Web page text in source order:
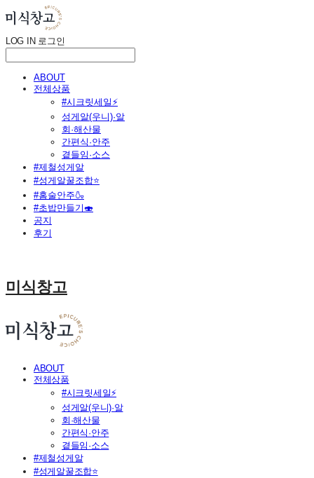
LOG IN 로그인
ABOUT
전체상품
#시크릿세일⚡
성게알(우니)·알
회·해산물
간편식·안주
곁들임·소스
#제철성게알
#성게알꿀조합⭐
#홈술안주🍶
#초밥만들기🍣
공지
후기
미식창고
ABOUT
전체상품
#시크릿세일⚡
성게알(우니)·알
회·해산물
간편식·안주
곁들임·소스
#제철성게알
#성게알꿀조합⭐